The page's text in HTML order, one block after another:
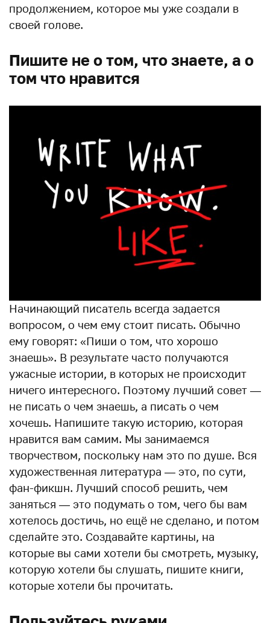
продолжением, которое мы уже создали в
своей голове.
Пишите не о том, что знаете, а о
том что нравится
Начинающий писатель всегда задается
вопросом, о чем ему стоит писать. Обычно
ему говорят: «Пиши о том, что хорошо
знаешь». В результате часто получаются
ужасные истории, в которых не происходит
ничего интересного. Поэтому лучший совет —
не писать о чем знаешь, а писать о чем
хочешь. Напишите такую историю, которая
нравится вам самим. Мы занимаемся
творчеством, поскольку нам это по душе. Вся
художественная литература — это, по сути,
фан-фикшн. Лучший способ решить, чем
заняться — это подумать о том, чего бы вам
хотелось достичь, но ещё не сделано, и потом
сделайте это. Создавайте картины, на
которые вы сами хотели бы смотреть, музыку,
которую хотели бы слушать, пишите книги,
которые хотели бы прочитать.